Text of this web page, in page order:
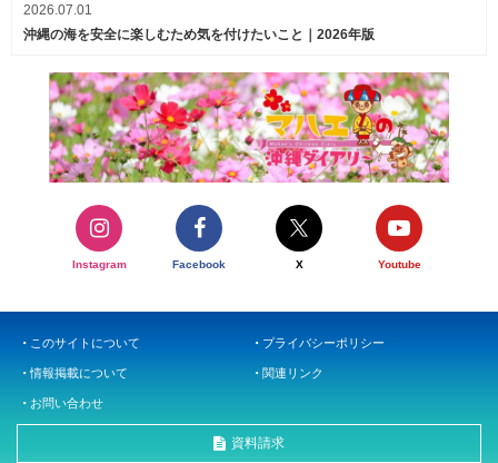
2026.07.01
沖縄の海を安全に楽しむため気を付けたいこと｜2026年版
Instagram Facebook X Youtube
このサイトについて プライバシーポリシー
情報掲載について 関連リンク
お問い合わせ
資料請求